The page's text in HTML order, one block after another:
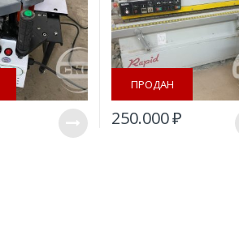
ПРОДАН
250.000₽